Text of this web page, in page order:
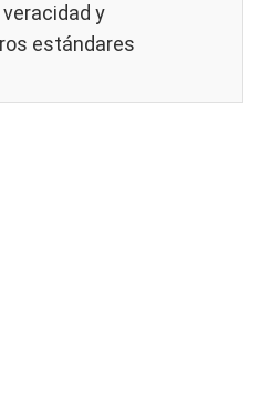
y
estándares